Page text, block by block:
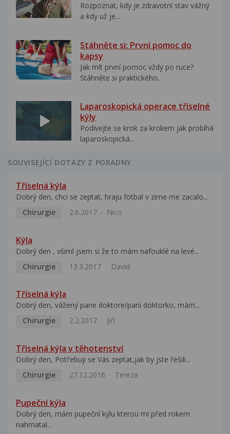
Rozpoznat, kdy je zdravotní stav vážný
a kdy už je...
Stáhněte si: První pomoc do
kapsy
Jak mít první pomoc vždy po ruce?
Stáhněte si praktického...
Laparoskopická operace tříselné
kýly
Podívejte se krok za krokem jak probíhá
laparoskopická...
SOUVISEJÍCÍ DOTAZY Z PORADNY
Tříselná kýla
Dobrý den, chci se zeptat, hraju fotbal v zime me zacalo...
Chirurgie
2.6.2017 Nico
Kýla
Dobrý den , všiml jsem si že to mám nafouklé na levé...
Chirurgie
13.3.2017 David
Tříselná kýla
Dobrý den, vážený pane doktore/paní doktorko, mám...
Chirurgie
2.2.2017 Jiří
Tříselná kýla v těhotenství
Dobrý den, Potřebuji se Vás zeptat,jak by jste řešili...
Chirurgie
27.12.2016 Tereza
Pupeční kýla
Dobrý den, mám pupeční kýlu kterou mi před rokem
nahmatal...